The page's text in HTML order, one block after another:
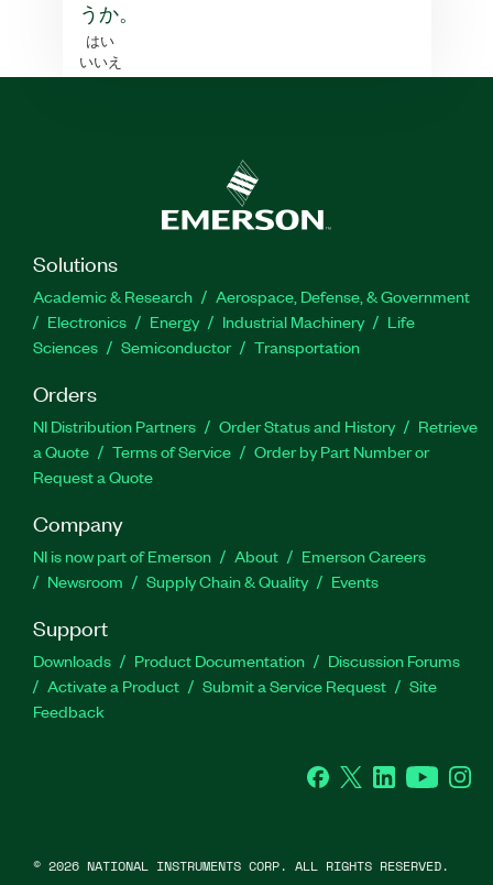
うか。
はい
いいえ
Solutions
Academic & Research
Aerospace, Defense, & Government
Electronics
Energy Industrial Machinery
Life
Sciences
Semiconductor Transportation
Orders
NI Distribution Partners Order Status and History
Retrieve
a Quote
Terms of Service
Order by Part Number or
Request a Quote
Company
NI is now part of Emerson About
Emerson Careers
Newsroom
Supply Chain & Quality Events
Support
Downloads Product Documentation
Discussion Forums
Activate a Product
Submit a Service Request
Site
Feedback
Facebook
Twitter LinkedInYouTube
© 2026 NATIONAL INSTRUMENTS CORP. ALL RIGHTS RESERVED.